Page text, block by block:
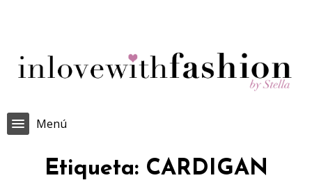
Menú
Etiqueta: CARDIGAN